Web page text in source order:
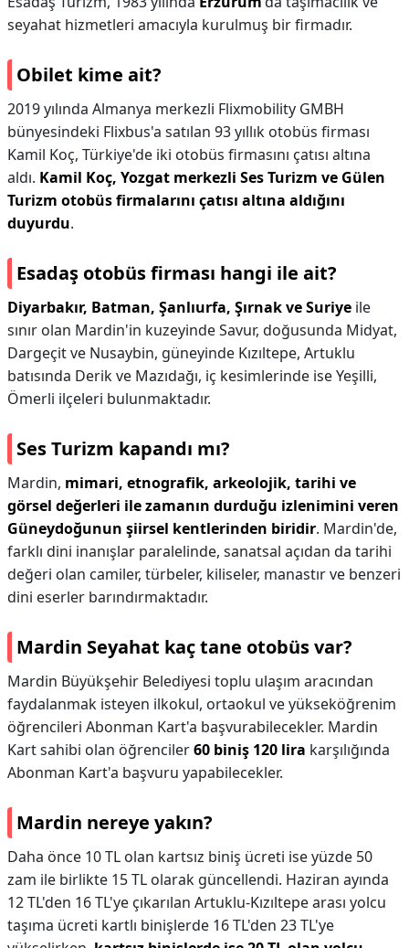
seyahat hizmetleri amacıyla kurulmuş bir firmadır.
Obilet kime ait?
2019 yılında Almanya merkezli Flixmobility GMBH
bünyesindeki Flixbus'a satılan 93 yıllık otobüs firması
Kamil Koç, Türkiye'de iki otobüs firmasını çatısı altına
aldı. Kamil Koç, Yozgat merkezli Ses Turizm ve Gülen
Turizm otobüs firmalarını çatısı altına aldığını
duyurdu.
Esadaş otobüs firması hangi ile ait?
Diyarbakır, Batman, Şanlıurfa, Şırnak ve Suriye ile
sınır olan Mardin'in kuzeyinde Savur, doğusunda Midyat,
Dargeçit ve Nusaybin, güneyinde Kızıltepe, Artuklu
batısında Derik ve Mazıdağı, iç kesimlerinde ise Yeşilli,
Ömerli ilçeleri bulunmaktadır.
Ses Turizm kapandı mı?
Mardin, mimari, etnografik, arkeolojik, tarihi ve
görsel değerleri ile zamanın durduğu izlenimini veren
Güneydoğunun şiirsel kentlerinden biridir. Mardin'de,
farklı dini inanışlar paralelinde, sanatsal açıdan da tarihi
değeri olan camiler, türbeler, kiliseler, manastır ve benzeri
dini eserler barındırmaktadır.
Mardin Seyahat kaç tane otobüs var?
Mardin Büyükşehir Belediyesi toplu ulaşım aracından
faydalanmak isteyen ilkokul, ortaokul ve yükseköğrenim
öğrencileri Abonman Kart'a başvurabilecekler. Mardin
Kart sahibi olan öğrenciler60 biniş 120 lira karşılığında
Abonman Kart'a başvuru yapabilecekler.
Mardin nereye yakın?
Daha önce 10 TL olan kartsız biniş ücreti ise yüzde 50
zam ile birlikte 15 TL olarak güncellendi. Haziran ayında
12 TL'den 16 TL'ye çıkarılan Artuklu-Kızıltepe arası yolcu
taşıma ücreti kartlı binişlerde 16 TL'den 23 TL'ye